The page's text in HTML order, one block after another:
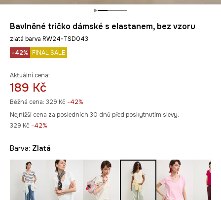
Bavlněné tričko dámské s elastanem, bez vzoru
zlatá barva RW24-TSD043
-42% FINAL SALE
Aktuální cena:
189 Kč
Běžná cena: 329 Kč -42%
Nejnižší cena za posledních 30 dnů před poskytnutím slevy:
329 Kč -42%
Barva: zlatá